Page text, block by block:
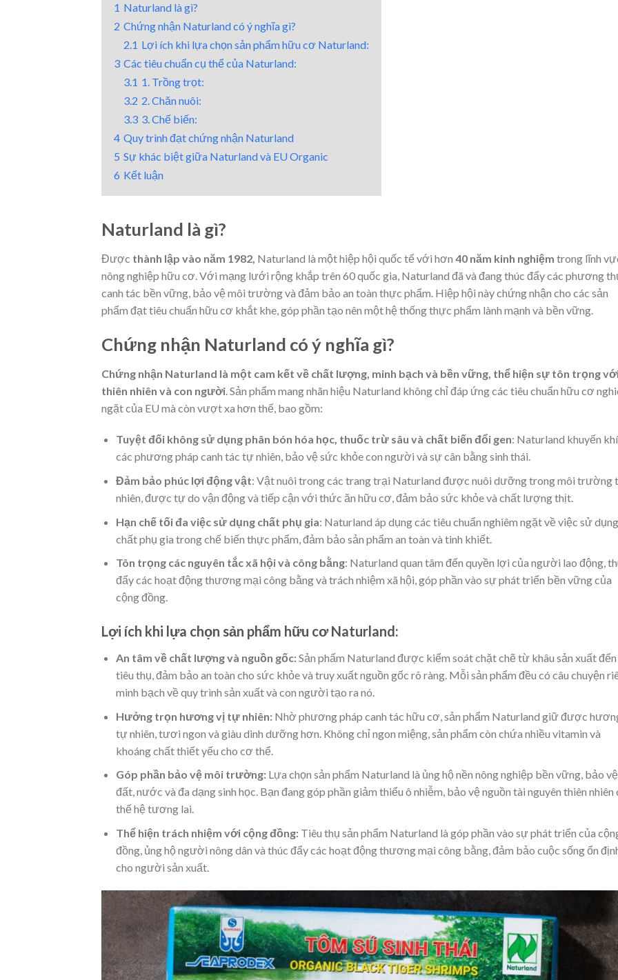
1 Naturland là gì?
2 Chứng nhận Naturland có ý nghĩa gì?
2.1 Lợi ích khi lựa chọn sản phẩm hữu cơ Naturland:
3 Các tiêu chuẩn cụ thể của Naturland:
3.1 1. Trồng trọt:
3.2 2. Chăn nuôi:
3.3 3. Chế biến:
4 Quy trình đạt chứng nhận Naturland
5 Sự khác biệt giữa Naturland và EU Organic
6 Kết luận
Naturland là gì?
Được thành lập vào năm 1982, Naturland là một hiệp hội quốc tế với hơn 40 năm kinh nghiệm trong lĩnh
nông nghiệp hữu cơ. Với mạng lưới rộng khắp trên 60 quốc gia, Naturland đã và đang thúc đẩy các phương
canh tác bền vững, bảo vệ môi trường và đảm bảo an toàn thực phẩm. Hiệp hội này chứng nhận cho các sản
phẩm đạt tiêu chuẩn hữu cơ khắt khe, góp phần tạo nên một hệ thống thực phẩm lành mạnh và bền vững.
Chứng nhận Naturland có ý nghĩa gì?
Chứng nhận Naturland là một cam kết về chất lượng, minh bạch và bền vững, thể hiện sự tôn trọng
thiên nhiên và con người . Sản phẩm mang nhãn hiệu Naturland không chỉ đáp ứng các tiêu chuẩn hữu cơ
ngặt của EU mà còn vượt xa hơn thế, bao gồm:
Tuyệt đối không sử dụng phân bón hóa học, thuốc trừ sâu và chất biến đổi gen: Naturland khuyến
các phương pháp canh tác tự nhiên, bảo vệ sức khỏe con người và sự cân bằng sinh thái.
Đảm bảo phúc lợi động vật: Vật nuôi trong các trang trại Naturland được nuôi dưỡng trong môi trường
nhiên, được tự do vận động và tiếp cận với thức ăn hữu cơ, đảm bảo sức khỏe và chất lượng thịt.
Hạn chế tối đa việc sử dụng chất phụ gia: Naturland áp dụng các tiêu chuẩn nghiêm ngặt về việc sử dụng
chất phụ gia trong chế biến thực phẩm, đảm bảo sản phẩm an toàn và tinh khiết.
Tôn trọng các nguyên tắc xã hội và công bằng: Naturland quan tâm đến quyền lợi của người lao động,
đẩy các hoạt động thương mại công bằng và trách nhiệm xã hội, góp phần vào sự phát triển bền vững của
cộng đồng.
Lợi ích khi lựa chọn sản phẩm hữu cơ Naturland:
An tâm về chất lượng và nguồn gốc:Sản phẩm Naturland được kiểm soát chặt chẽ từ khâu sản xuất đến
tiêu thụ, đảm bảo an toàn cho sức khỏe và truy xuất nguồn gốc rõ ràng. Mỗi sản phẩm đều có câu chuyện
minh bạch về quy trình sản xuất và con người tạo ra nó.
Hưởng trọn hương vị tự nhiên:Nhờ phương pháp canh tác hữu cơ, sản phẩm Naturland giữ được
tự nhiên, tươi ngon và giàu dinh dưỡng hơn. Không chỉ ngon miệng, sản phẩm còn chứa nhiều vitamin và
khoáng chất thiết yếu cho cơ thể.
Góp phần bảo vệ môi trường:Lựa chọn sản phẩm Naturland là ủng hộ nền nông nghiệp bền vững, bảo vệ
đất, nước và đa dạng sinh học. Bạn đang góp phần giảm thiểu ô nhiễm, bảo vệ nguồn tài nguyên thiên nhiên
thế hệ tương lai.
Thể hiện trách nhiệm với cộng đồng:Tiêu thụ sản phẩm Naturland là góp phần vào sự phát triển của
đồng, ủng hộ người nông dân và thúc đẩy các hoạt động thương mại công bằng, đảm bảo cuộc sống ổn
cho người sản xuất.